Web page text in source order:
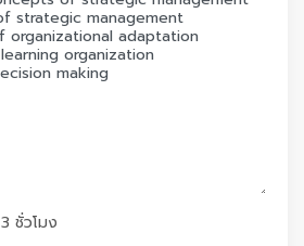
3 ชั่วโมง